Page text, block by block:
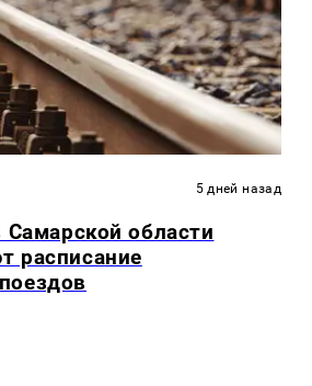
5 дней назад
Самарской области
расписание